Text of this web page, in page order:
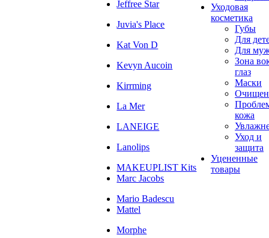
Jeffree Star
Juvia's Place
Kat Von D
Kevyn Aucoin
Kirrming
La Mer
LANEIGE
Lanolips
MAKEUPLIST Kits
Marc Jacobs
Mario Badescu
Mattel
Morphe
Уходовая
косметика
Губы
Для
Для
Зона
глаз
Маски
кожа
Уход и
защита
Уцененные
товары